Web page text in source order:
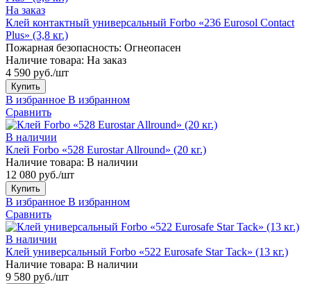
На заказ
Клей контактный универсальный Forbo «236 Eurosol Contact
Plus» (3,8 кг.)
Пожарная безопасность: Огнеопасен
Наличие товара: На заказ
4 590 руб./шт
Купить
В избранное В избранном
Сравнить
В наличии
Клей Forbo «528 Eurostar Allround» (20 кг.)
Наличие товара: В наличии
12 080 руб./шт
Купить
В избранное В избранном
Сравнить
В наличии
Клей универсальный Forbo «522 Eurosafe Star Tack» (13 кг.)
Наличие товара: В наличии
9 580 руб./шт